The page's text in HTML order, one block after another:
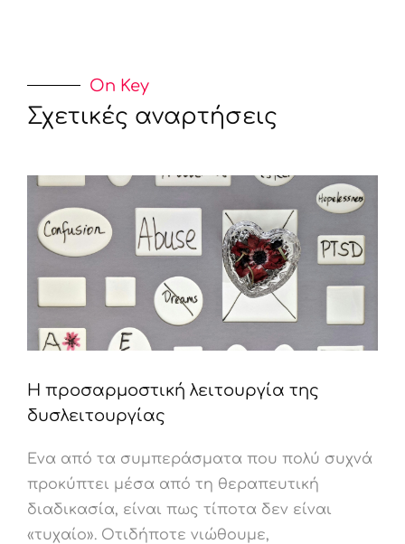
On Key
Σχετικές αναρτήσεις
Η προσαρμοστική λειτουργία της
δυσλειτουργίας
Ένα από τα συμπεράσματα που πολύ συχνά
προκύπτει μέσα από τη θεραπευτική
διαδικασία, είναι πως τίποτα δεν είναι
«τυχαίο». Οτιδήποτε νιώθουμε,